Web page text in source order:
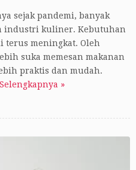
sejak pandemi, banyak
industri kuliner. Kebutuhan
terus meningkat. Oleh
suka memesan makanan
praktis dan mudah.
Selengkapnya »